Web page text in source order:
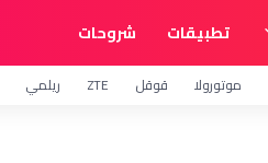
تطبيقات شروحات
موتورولا قوقل ZTE ريلمي